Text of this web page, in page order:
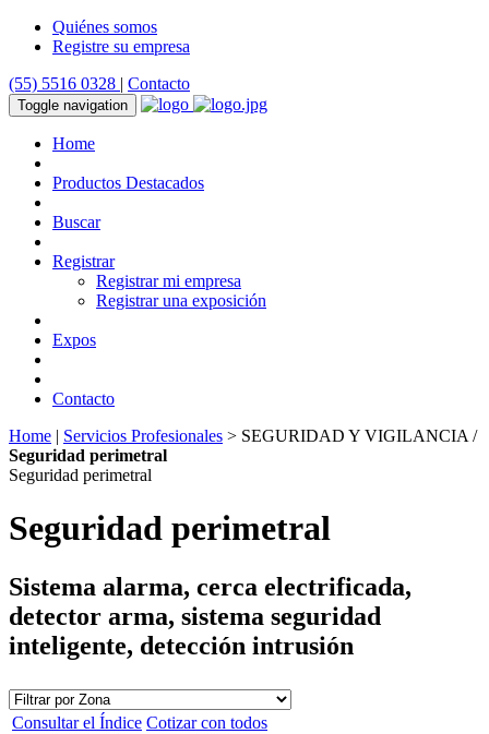
Quiénes somos
Registre su empresa
(55) 5516 0328 | Contacto
Toggle navigation
Home
Productos Destacados
Buscar
Registrar
Registrar mi empresa
Registrar una exposición
Expos
Contacto
Home | Servicios Profesionales > SEGURIDAD Y VIGILANCIA /
Seguridad perimetral
Seguridad perimetral
Seguridad perimetral
Sistema alarma, cerca electrificada,
detector arma, sistema seguridad
inteligente, detección intrusión
Consultar el Índice Cotizar con todos